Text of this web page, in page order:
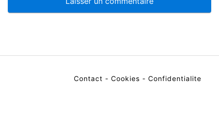
Contact - Cookies - Confidentialite